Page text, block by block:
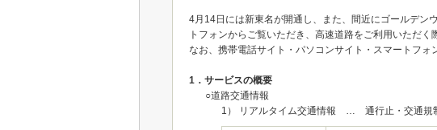
4月14日には新東名が開通し、また、間近にゴールデン
トフォンからご覧いただき、高速道路をご利用いただ
なお、携帯電話サイト・パソコンサイト・スマートフォ
1．サービスの概要
○道路交通情報
1） リアルタイム交通情報 … 通行止・交通規